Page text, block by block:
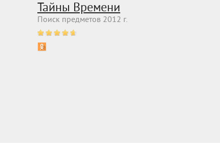
Тайны Времени
Поиск предметов 2012 г.